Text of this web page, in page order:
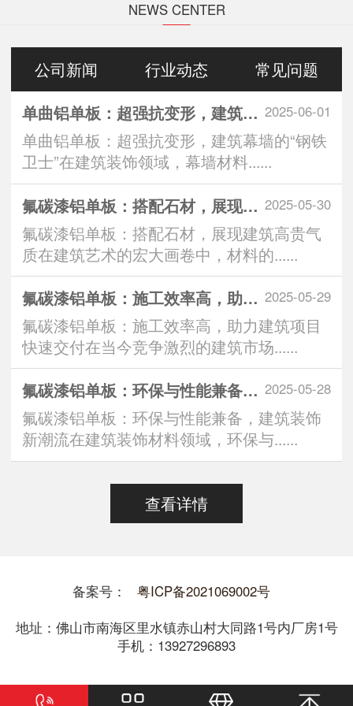
NEWS CENTER
公司新闻 行业动态 常见问题
2025-06-01
单曲铝单板：超强抗变形，建筑幕墙的“钢铁卫士”
单曲铝单板：超强抗变形，建筑幕墙的“钢铁
卫士”在建筑装饰领域，幕墙材料......
2025-05-30
氟碳漆铝单板：搭配石材，展现建筑高贵气质
氟碳漆铝单板：搭配石材，展现建筑高贵气
质在建筑艺术的宏大画卷中，材料的......
2025-05-29
氟碳漆铝单板：施工效率高，助力建筑项目快速交付
氟碳漆铝单板：施工效率高，助力建筑项目
快速交付在当今竞争激烈的建筑市场......
2025-05-28
氟碳漆铝单板：环保与性能兼备，建筑装饰新潮流
氟碳漆铝单板：环保与性能兼备，建筑装饰
新潮流在建筑装饰材料领域，环保与......
查看详情
备案号：
粤ICP备2021069002号
地址：佛山市南海区里水镇赤山村大同路1号内厂房1号
手机：13927296893